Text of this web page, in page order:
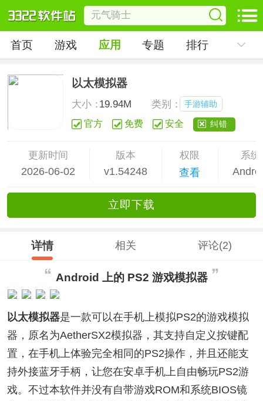
首页 游戏 应用 专题 排行
以太模拟器
大小：19.94M 类别： 手游辅助
官方 免费 安全 纠错
更新时间
2026-06-02
版本
v1.54248
权限
查看
系统
立即下载
详情 相关 评论(2)
Android 上的 PS2 游戏模拟器
以太模拟器是一款可以在手机上模拟PS2的游戏模拟
器，原名为AetherSX2模拟器，其支持自定义按键配
置，在手机上体验完全相同的PS2操作，并且还能支
持外接蓝牙手柄，让您在安卓手机上自由畅玩PS2游
戏。不过本软件并没有自带游戏ROM和系统BIOS镜